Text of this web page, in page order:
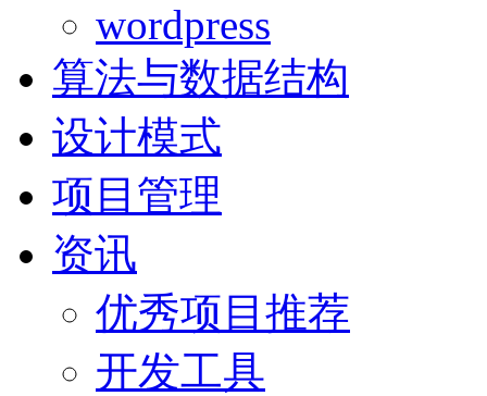
wordpress
算法与数据结构
设计模式
项目管理
资讯
优秀项目推荐
开发工具